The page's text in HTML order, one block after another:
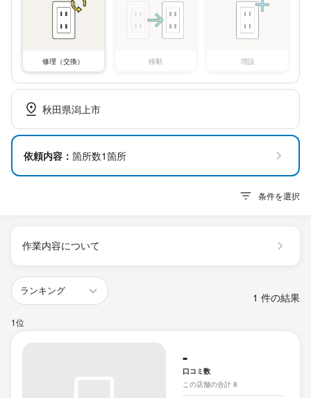
修理（交換） 移動 増設
秋田県潟上市
依頼内容： 箇所数1箇所
条件を選択
作業内容について
1 件の結果
1位
-
口コミ数
この店舗の合計 8